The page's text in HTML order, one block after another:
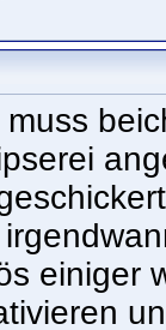
muss
einiger